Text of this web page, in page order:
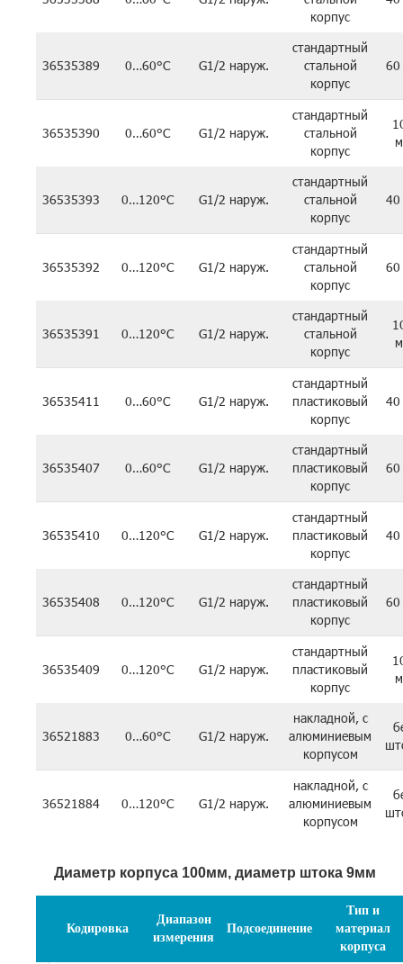
корпус
36535389 0…60°C G1/2 наруж.
стандартный
стальной
корпус
36535390 0…60°C G1/2 наруж.
стандартный
стальной
корпус
36535393 0…120°C G1/2 наруж.
стандартный
стальной
корпус
36535392 0…120°C G1/2 наруж.
стандартный
стальной
корпус
36535391 0…120°C G1/2 наруж.
стандартный
стальной
корпус
36535411 0…60°C G1/2 наруж.
стандартный
пластиковый
корпус
36535407 0…60°C G1/2 наруж.
стандартный
пластиковый
корпус
36535410 0…120°C G1/2 наруж.
стандартный
пластиковый
корпус
36535408 0…120°C G1/2 наруж.
стандартный
пластиковый
корпус
36535409 0…120°C G1/2 наруж.
стандартный
пластиковый
корпус
36521883 0…60°C G1/2 наруж.
накладной, с
алюминиевым
корпусом
36521884 0…120°C G1/2 наруж.
накладной, с
алюминиевым
корпусом
Диаметр корпуса 100мм, диаметр штока 9мм
Кодировка
Диапазон
измерения
Подсоединение
Тип и
материал
корпуса